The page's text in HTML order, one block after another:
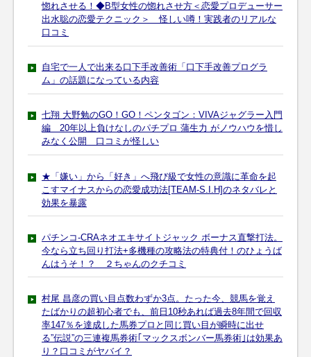
惚れさせる！◆B型女性の惚れさせ方＜恋愛プロデューサー
出水聡の恋愛テクニック＞ 怪しい噂！実践者のリアルな
口コミ
自宅で一人で出来る口下手改善術「口下手改善プログラ
ム」の話題になっている内容
七翔 大野勉のGO！GO！ペンタゴン：VIVAジャグラー入門
編 20年以上負けなしのパチプロ 蒲生力 がノウハウを惜し
みなく公開 口コミが怪しい
★「嫌い」から「好き」へ飛び級で女性の意識に革命を起
こすマイナスからの恋愛成功法[TEAM-S.I.H]のネタバレと
効果を暴露
パチンコ-CRAネオエキサイトジャック ボーナス直撃打法。
今なら立ち回り打法+多機種の攻略法の特典付！のひょうば
んはうそ！？ ２ちゃんのクチコミ
村尾 昌彦の買い目点数わずか3点。たった今、競馬を覚え
たばかりの超初心者でも、前日10秒あれば過去8年間で回収
率147％を達成した馬券プロと同じ買い目が瞬時に出せ
る”伝説”の三連複馬券術｢マックスボンバー馬券術｣は効果あ
り？口コミがヤバイ？